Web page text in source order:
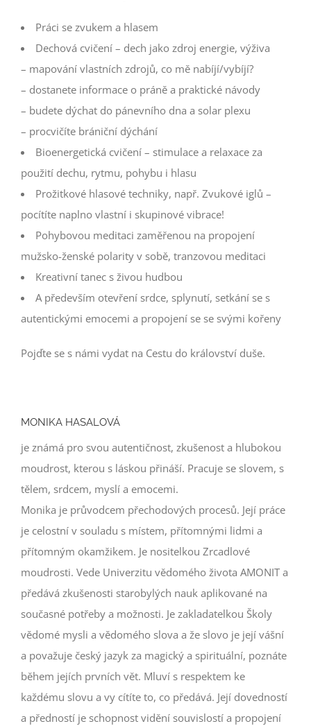
Práci se zvukem a hlasem
Dechová cvičení – dech jako zdroj energie, výživa
– mapování vlastních zdrojů, co mě nabíjí/vybíjí?
– dostanete informace o práně a praktické návody
– budete dýchat do pánevního dna a solar plexu
– procvičíte brániční dýchání
Bioenergetická cvičení – stimulace a relaxace za
použití dechu, rytmu, pohybu i hlasu
Prožitkové hlasové techniky, např. Zvukové iglů –
pocítíte naplno vlastní i skupinové vibrace!
Pohybovou meditaci zaměřenou na propojení
mužsko-ženské polarity v sobě, tranzovou meditaci
Kreativní tanec s živou hudbou
A především otevření srdce, splynutí, setkání se s
autentickými emocemi a propojení se se svými kořeny
Pojďte se s námi vydat na Cestu do království duše.
MONIKA HASALOVÁ
je známá pro svou autentičnost, zkušenost a hlubokou
moudrost, kterou s láskou přináší. Pracuje se slovem, s
tělem, srdcem, myslí a emocemi.
Monika je průvodcem přechodových procesů. Její práce
je celostní v souladu s místem, přítomnými lidmi a
přítomným okamžikem. Je nositelkou Zrcadlové
moudrosti. Vede Univerzitu vědomého života AMONIT a
předává zkušenosti starobylých nauk aplikované na
současné potřeby a možnosti. Je zakladatelkou Školy
vědomé mysli a vědomého slova a že slovo je její vášní
a považuje český jazyk za magický a spirituální, poznáte
během jejích prvních vět. Mluví s respektem ke
každému slovu a vy cítíte to, co předává. Její dovedností
a předností je schopnost vidění souvislostí a propojení